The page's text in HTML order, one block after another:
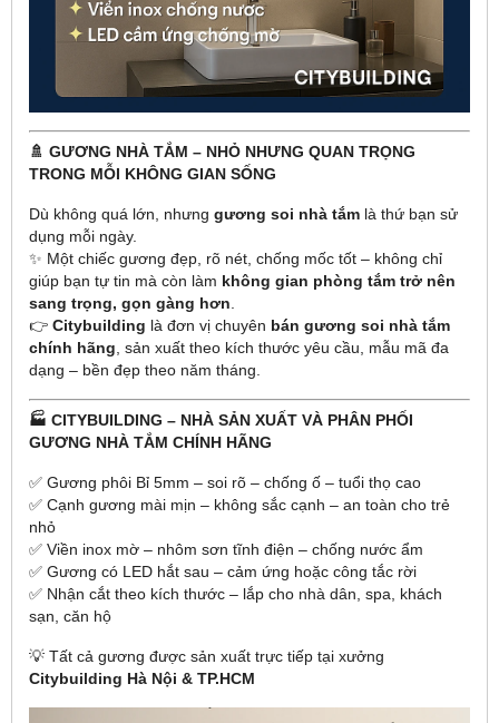
🚿 GƯƠNG NHÀ TẮM – NHỎ NHƯNG QUAN TRỌNG
TRONG MỖI KHÔNG GIAN SỐNG
Dù không quá lớn, nhưng gương soi nhà tắm là thứ bạn sử
dụng mỗi ngày.
✨ Một chiếc gương đẹp, rõ nét, chống mốc tốt – không chỉ
giúp bạn tự tin mà còn làm không gian phòng tắm trở nên
sang trọng, gọn gàng hơn
👉 Citybuilding là đơn vị chuyên bán gương soi nhà tắm
chính hãng , sản xuất theo kích thước yêu cầu, mẫu mã đa
dạng – bền đẹp theo năm tháng.
🏭 CITYBUILDING – NHÀ SẢN XUẤT VÀ PHÂN PHỐI
GƯƠNG NHÀ TẮM CHÍNH HÃNG
✅ Gương phôi Bỉ 5mm – soi rõ – chống ố – tuổi thọ cao
✅ Cạnh gương mài mịn – không sắc cạnh – an toàn cho trẻ
nhỏ
✅ Viền inox mờ – nhôm sơn tĩnh điện – chống nước ẩm
✅ Gương có LED hắt sau – cảm ứng hoặc công tắc rời
✅ Nhận cắt theo kích thước – lắp cho nhà dân, spa, khách
sạn, căn hộ
💡 Tất cả gương được sản xuất trực tiếp tại xưởng
Citybuilding Hà Nội & TP.HCM